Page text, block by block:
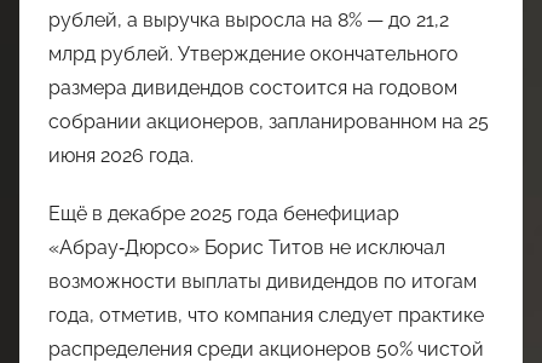
рублей, а выручка выросла на 8% — до 21,2
млрд рублей. Утверждение окончательного
размера дивидендов состоится на годовом
собрании акционеров, запланированном на 25
июня 2026 года.
Ещё в декабре 2025 года бенефициар
«Абрау‑Дюрсо» Борис Титов не исключал
возможности выплаты дивидендов по итогам
года, отметив, что компания следует практике
распределения среди акционеров 50% чистой